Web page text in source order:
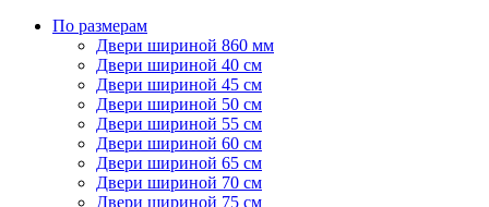
По размерам
Двери шириной 860 мм
Двери шириной 40 см
Двери шириной 45 см
Двери шириной 50 см
Двери шириной 55 см
Двери шириной 60 см
Двери шириной 65 см
Двери шириной 70 см
Двери шириной 75 см